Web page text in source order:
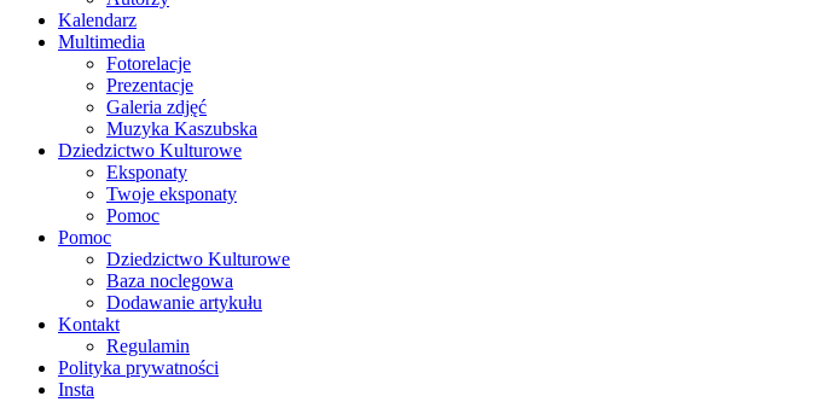
Kalendarz
Multimedia
Fotorelacje
Prezentacje
Galeria zdjęć
Muzyka Kaszubska
Dziedzictwo Kulturowe
Eksponaty
Twoje eksponaty
Pomoc
Pomoc
Dziedzictwo Kulturowe
Baza noclegowa
Dodawanie artykułu
Kontakt
Regulamin
Polityka prywatności
Insta